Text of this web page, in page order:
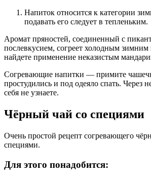
Напиток относится к категории
подавать его следует в тепленьким.
Аромат пряностей, соединенный с
послевкусием, согреет холодным
найдете применение неказистым
Согревающие напитки — примите
простудились и под одеяло спать. Через
себя не узнаете.
Чёрный чай со специями
Очень простой рецепт согревающего
специями.
Для этого понадобится: